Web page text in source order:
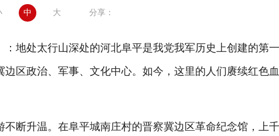
中 大 分享：
处太行山深处的河北阜平是我党我军历史上创建的第
区政治、军事、文化中心。如今，这里的人们赓续红色
升温。在阜平城南庄村的晋察冀边区革命纪念馆，上